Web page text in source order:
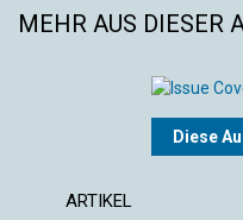
MEHR AUS DIESER
Diese
ARTIKEL